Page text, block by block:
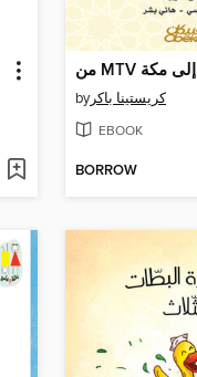
من MTV إلى مكة
byكريستينا باكر
EBOOK
BORROW